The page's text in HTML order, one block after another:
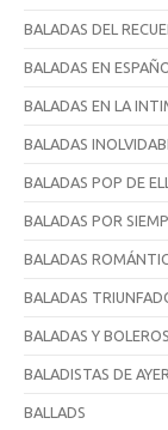
BALADAS DEL
BALADAS EN
BALADAS EN LA
BALADAS
BALADAS POP DE
BALADAS POR
BALADAS
BALADAS
BALADAS Y BOLEROS
BALADISTAS DE
BALLADS